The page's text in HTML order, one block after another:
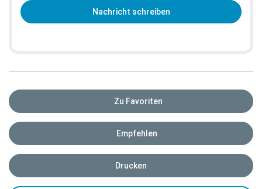
Nachricht schreiben
Zu Favoriten
Empfehlen
Drucken